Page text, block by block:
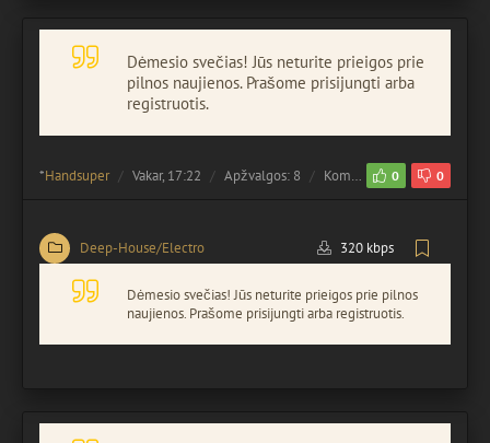
Dėmesio svečias! Jūs neturite prieigos prie
pilnos naujienos. Prašome prisijungti arba
registruotis.
*Handsuper Vakar, 17:22 Apžvalgos: 8 Komentuota: 0 0
Deep-House/Electro 320 kbps
Dėmesio svečias! Jūs neturite prieigos prie pilnos
naujienos. Prašome prisijungti arba registruotis.